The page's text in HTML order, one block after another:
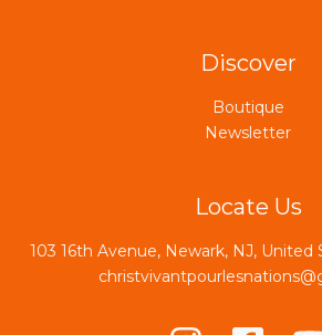
Discover
Boutique
Newsletter
Locate Us
103 16th Avenue, Newark, NJ, United